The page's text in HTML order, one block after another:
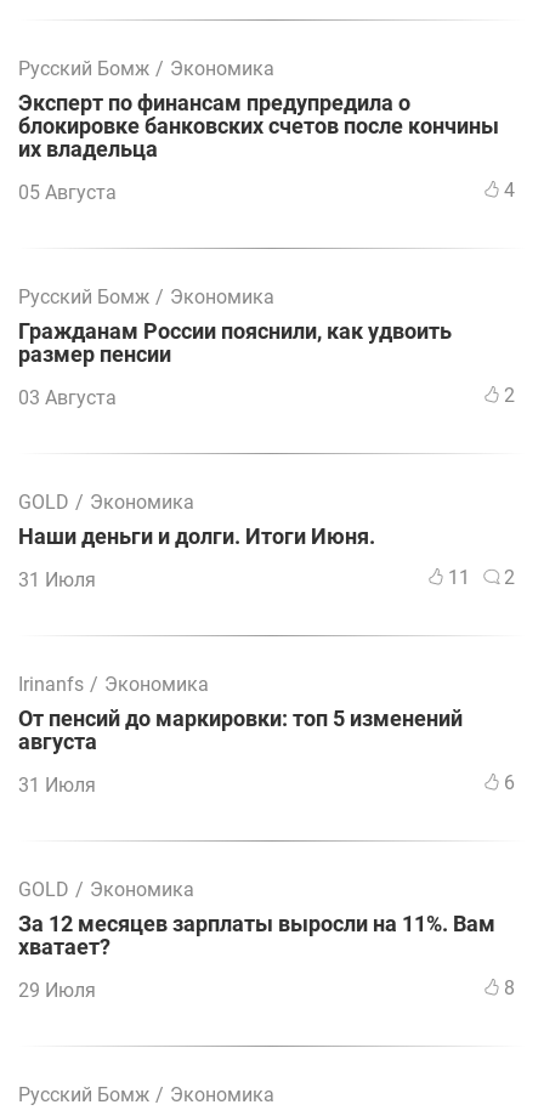
Русский Бомж / Экономика
Эксперт по финансам предупредила о
блокировке банковских счетов после кончины
их владельца
05 Августа 4
Русский Бомж / Экономика
Гражданам России пояснили, как удвоить
размер пенсии
03 Августа 2
GOLD / Экономика
Наши деньги и долги. Итоги Июня.
31 Июля 11 2
Irinanfs / Экономика
От пенсий до маркировки: топ 5 изменений
августа
31 Июля 6
GOLD / Экономика
За 12 месяцев зарплаты выросли на 11%. Вам
хватает?
29 Июля 8
Русский Бомж / Экономика